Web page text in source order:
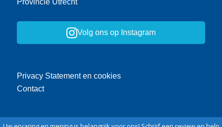
Provincie Utrecht
Volg ons op Instagram
Privacy Statement en cookies
Contact